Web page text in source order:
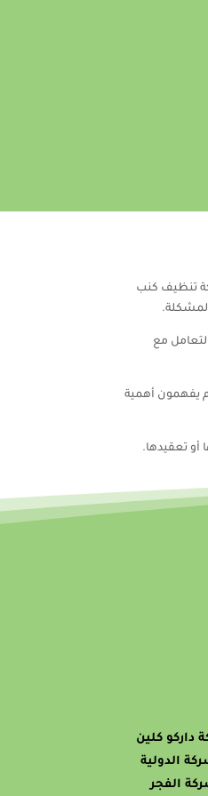
تنظيف كنب
مع
يفهمون أهمية
تعقيدها.
داركو كلين
الدولية
الفجر